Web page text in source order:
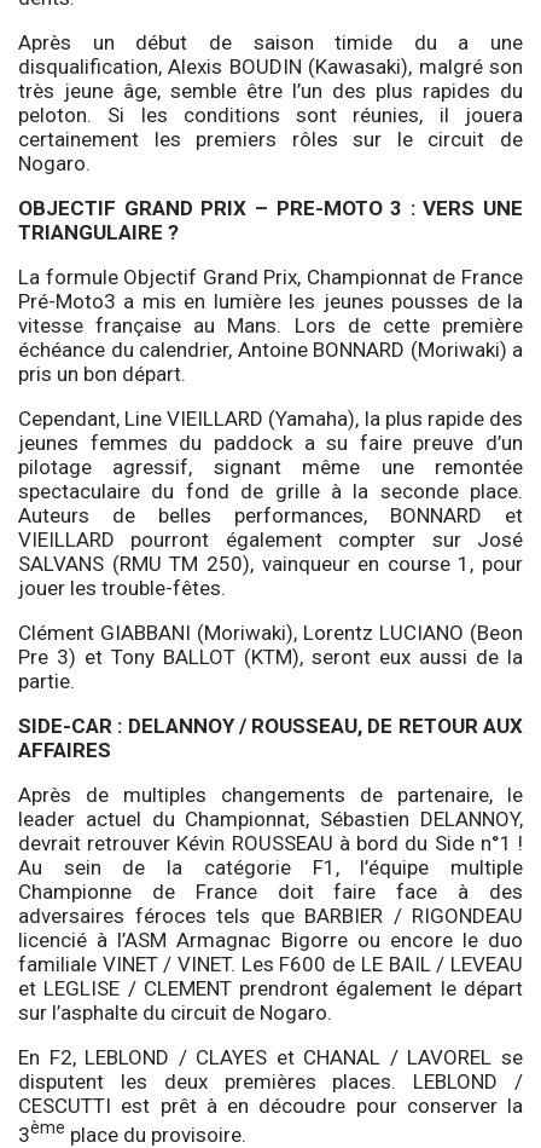
Après un début de saison timide du a une
disqualification, Alexis BOUDIN (Kawasaki), malgré son
très jeune âge, semble être l’un des plus rapides du
peloton. Si les conditions sont réunies, il jouera
certainement les premiers rôles sur le circuit de
Nogaro.
OBJECTIF GRAND PRIX – PRE-MOTO 3 : VERS UNE
TRIANGULAIRE ?
La formule Objectif Grand Prix, Championnat de France
Pré-Moto3 a mis en lumière les jeunes pousses de la
vitesse française au Mans. Lors de cette première
échéance du calendrier, Antoine BONNARD (Moriwaki) a
pris un bon départ.
Cependant, Line VIEILLARD (Yamaha), la plus rapide des
jeunes femmes du paddock a su faire preuve d’un
pilotage agressif, signant même une remontée
spectaculaire du fond de grille à la seconde place.
Auteurs de belles performances, BONNARD et
VIEILLARD pourront également compter sur José
SALVANS (RMU TM 250), vainqueur en course 1, pour
jouer les trouble-fêtes.
Clément GIABBANI (Moriwaki), Lorentz LUCIANO (Beon
Pre 3) et Tony BALLOT (KTM), seront eux aussi de la
partie.
SIDE-CAR : DELANNOY / ROUSSEAU, DE RETOUR AUX
AFFAIRES
Après de multiples changements de partenaire, le
leader actuel du Championnat, Sébastien DELANNOY,
devrait retrouver Kévin ROUSSEAU à bord du Side n°1 !
Au sein de la catégorie F1, l’équipe multiple
Championne de France doit faire face à des
adversaires féroces tels que BARBIER / RIGONDEAU
licencié à l’ASM Armagnac Bigorre ou encore le duo
familiale VINET / VINET. Les F600 de LE BAIL / LEVEAU
et LEGLISE / CLEMENT prendront également le départ
sur l’asphalte du circuit de Nogaro.
En F2, LEBLOND / CLAYES et CHANAL / LAVOREL se
disputent les deux premières places. LEBLOND /
CESCUTTI est prêt à en découdre pour conserver la
3ème place du provisoire.